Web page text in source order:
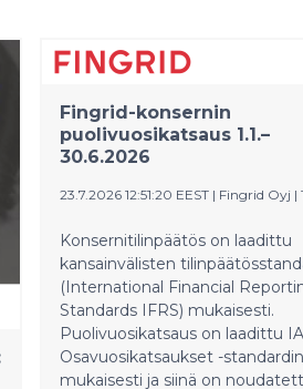
Fingrid-konsernin
puolivuosikatsaus 1.1.–
30.6.2026
23.7.2026 12:51:20 EEST | Fingrid Oyj |
Konsernitilinpäätös on laadittu
kansainvälisten
(International Financial
Standards IFRS) mukaisesti.
Puolivuosikatsaus on laadittu
Osavuosikatsaukset -standardin
mukaisesti ja siinä on